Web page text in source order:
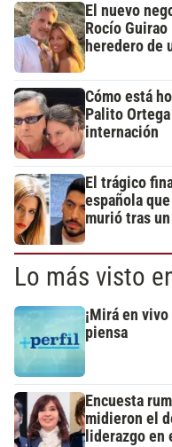
El nuevo
Rocío
heredero de
Cómo está
Palito
internación
El trágico
española
murió tras
Lo más visto
¡Mirá en
piensa
Encuesta
midieron el
liderazgo